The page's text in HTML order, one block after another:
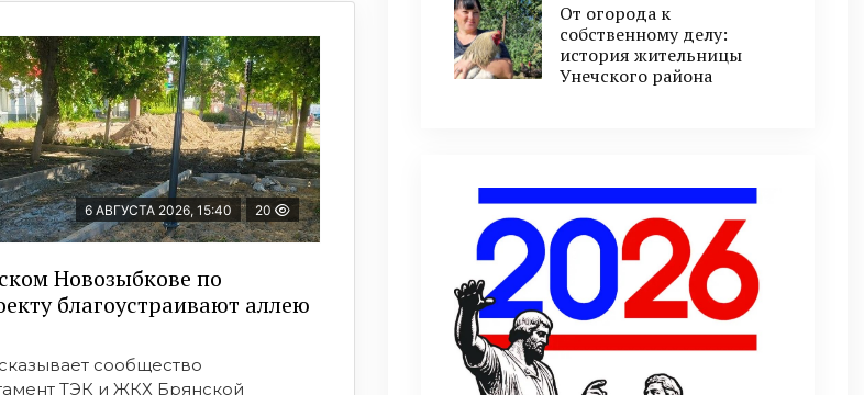
6 АВГУСТА 2026, 15:40 20
Новозыбкове по
благоустраивают аллею
сообщество
ТЭК и ЖКХ Брянской
От огорода к
собственному делу:
история жительницы
Унечского района